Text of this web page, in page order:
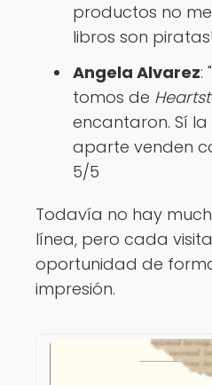
productos no
libros son
Angela Alvarez:
tomos de
encantaron. Sí
aparte venden
5/5
Todavía no hay
línea, pero cada
oportunidad de
impresión.